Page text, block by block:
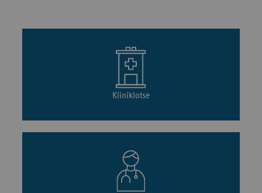
Kliniklotse